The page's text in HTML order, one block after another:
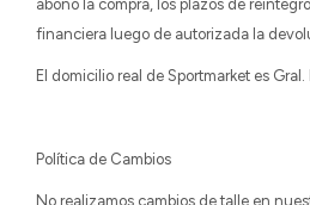
abonó la compra, los plazos de
financiera luego de autorizada la
El domicilio real de Sportmarket es
Política de Cambios
No realizamos cambios de talle en